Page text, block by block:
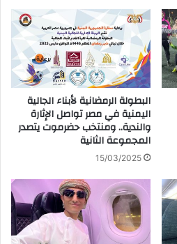
البطولة الرمضانية لأبناء الجالية
اليمنية في مصر تواصل الإثارة
والندية.. ومنتخب حضرموت يتصدر
المجموعة الثانية
15/03/2025